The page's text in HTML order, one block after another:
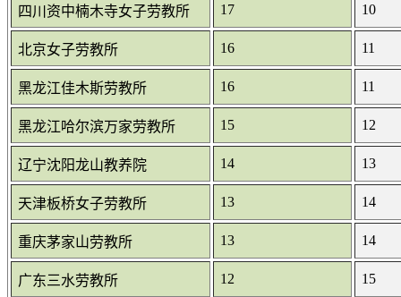
四川资中楠木寺女子劳教所 17 10
北京女子劳教所 16 11
黑龙江佳木斯劳教所 16 11
黑龙江哈尔滨万家劳教所 15 12
辽宁沈阳龙山教养院 14 13
天津板桥女子劳教所 13 14
重庆茅家山劳教所 13 14
广东三水劳教所 12 15